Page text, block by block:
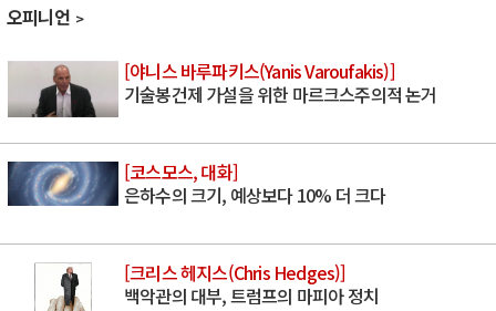
오피니언
[야니스 바루파키스(Yanis Varoufakis)]
기술봉건제 가설을 위한 마르크스주의적 논거
[코스모스, 대화]
은하수의 크기, 예상보다 10% 더 크다
[크리스 헤지스(Chris Hedges)]
백악관의 대부, 트럼프의 마피아 정치